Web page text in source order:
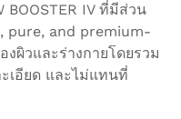
BOOSTER IV ที่มีส่วน
pure, and premium-
ผิวและร่างกายโดยรวม
เอียด และไม่แทนที่